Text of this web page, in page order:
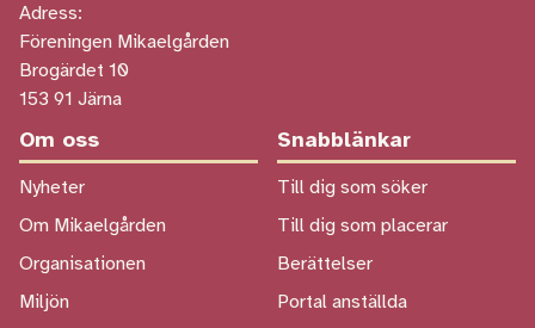
Adress:
Föreningen Mikaelgården
Brogärdet 10
153 91 Järna
Om oss
Nyheter
Om Mikaelgården
Organisationen
Miljön
Snabblänkar
Till dig som söker
Till dig som placerar
Berättelser
Portal anställda